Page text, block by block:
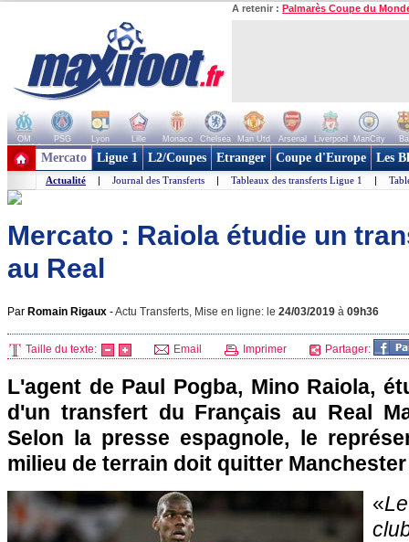
A retenir : Palmarès Coupe du
OM PSG Lyon Lille Monaco Chelsea Man Utd Arsenal Liverpool ManCity
+ de clubs
Mercato Ligue 1 L2/Coupes Etranger Coupe d'Europe Les
Actualité | Journal des Transferts | Tableaux des transferts Ligue 1 |
Mercato : Raiola étudie un
au Real
Par Romain Rigaux -Actu Transferts, Mise en ligne: le 24/03/2019 à 09h36
Taille du texte: Email Imprimer Partager:
L'agent de Paul Pogba, Mino Raiola,
d'un transfert du Français au Real
Selon la presse espagnole, le
milieu de terrain doit quitter
«